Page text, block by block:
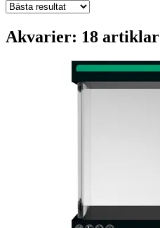
Akvarier: 18 artiklar